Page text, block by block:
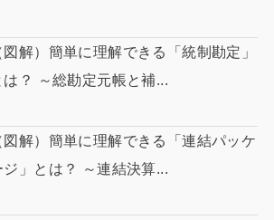
図解）簡単に理解できる「統制勘定」
は？ ～総勘定元帳と補...
図解）簡単に理解できる「連結パッケ
ジ」とは？ ～連結決算...